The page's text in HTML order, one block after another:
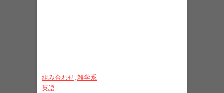
組み合わせ, 雑学系
英語